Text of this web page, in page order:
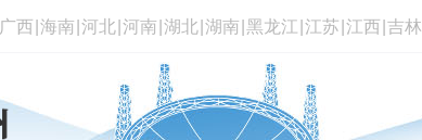
广西 海南 河北 河南 湖北 湖南 黑龙江 江苏 江西 吉林